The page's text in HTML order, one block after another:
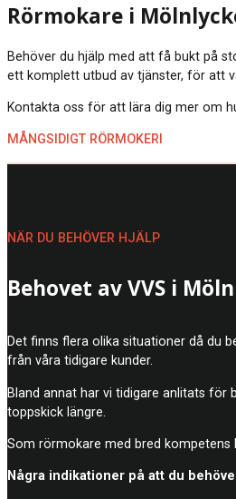
Rörmokare i
Behöver du hjälp med att få bukt på
ett komplett utbud av tjänster, för att
Kontakta oss för att lära dig mer om
MÅNGSIDIGT RÖRMOKERI
Behovet av VVS i
Det finns flera olika situationer då du
från våra tidigare kunder.
Bland annat har vi tidigare anlitats
toppskick längre.
Som rörmokare med bred
Några indikationer på att du
NÄR DU BEHÖVER HJÄLP